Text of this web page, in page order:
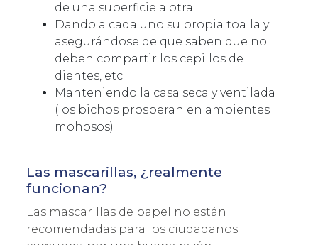
de una superficie a otra.
Dando a cada uno su propia toalla y
asegurándose de que saben que no
deben compartir los cepillos de
dientes, etc.
Manteniendo la casa seca y ventilada
(los bichos prosperan en ambientes
mohosos)
Las mascarillas, ¿realmente
funcionan?
Las mascarillas de papel no están
recomendadas para los ciudadanos